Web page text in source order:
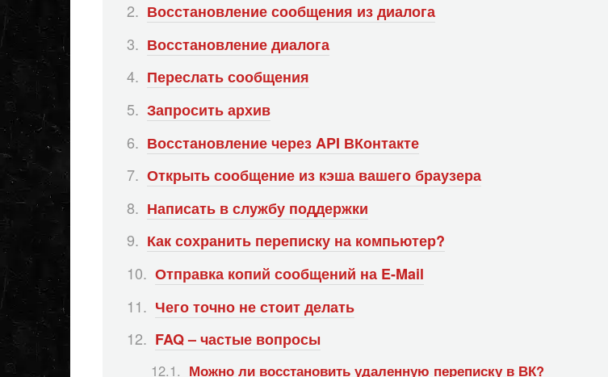
Восстановление сообщения из диалога
Восстановление диалога
Переслать сообщения
Запросить архив
Восстановление через API ВКонтакте
Открыть сообщение из кэша вашего браузера
Написать в службу поддержки
Как сохранить переписку на компьютер?
Отправка копий сообщений на E-Mail
Чего точно не стоит делать
FAQ – частые вопросы
Можно ли восстановить удаленную переписку в ВК?